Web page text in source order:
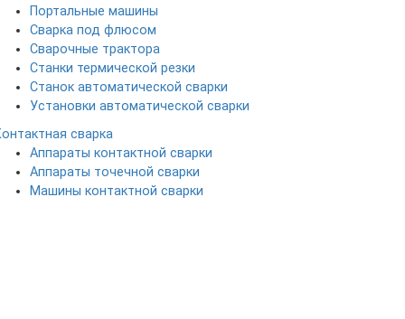
Портальные машины
Сварка под флюсом
Сварочные трактора
Станки термической резки
Станок автоматической сварки
Установки автоматической сварки
сварка
Аппараты контактной сварки
Аппараты точечной сварки
Машины контактной сварки